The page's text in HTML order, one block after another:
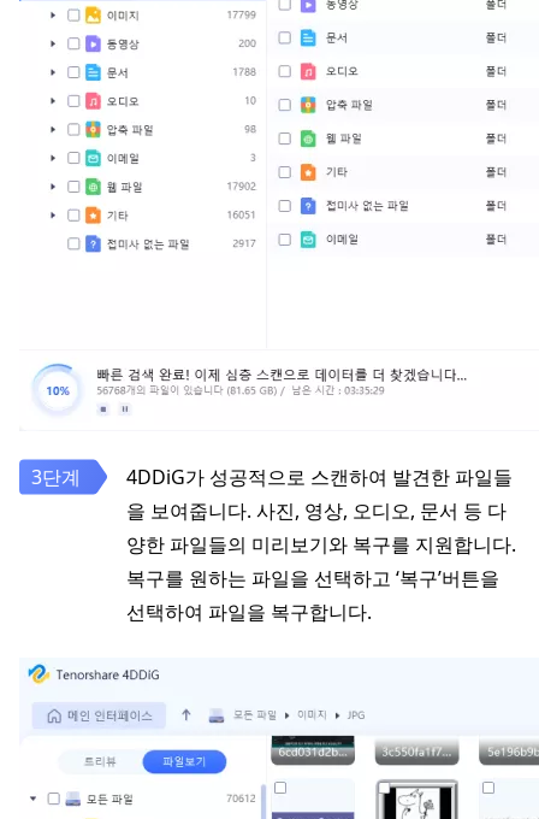
4DDiG가 성공적으로 스캔하여 발견한 파일들
을 보여줍니다. 사진, 영상, 오디오, 문서 등 다
양한 파일들의 미리보기와 복구를 지원합니다.
복구를 원하는 파일을 선택하고 ‘복구’버튼을
선택하여 파일을 복구합니다.